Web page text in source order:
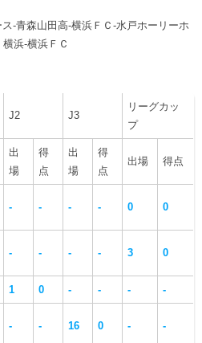
-青森山田高-横浜ＦＣ-水戸ホーリーホ
浜-横浜ＦＣ
J2 J3
リーグカッ
プ
出
場
得
点
出
場
得
点
出場 得点
- - - - 0 0
- - - - 3 0
1 0 - - - -
- - 16 0 - -